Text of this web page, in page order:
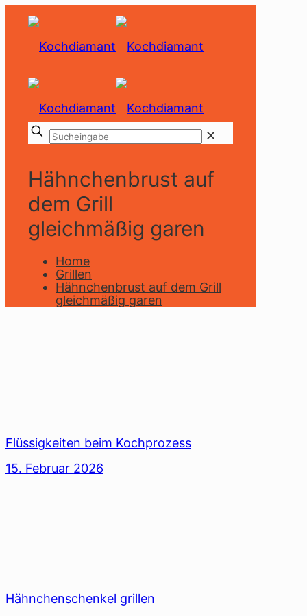
✕
Hähnchenbrust auf
dem Grill
gleichmäßig garen
Home
Grillen
Hähnchenbrust auf dem Grill
gleichmäßig garen
Flüssigkeiten beim Kochprozess
15. Februar 2026
Hähnchenschenkel grillen